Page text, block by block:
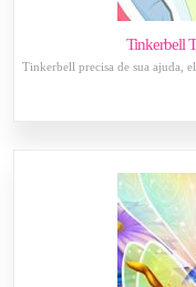
Tinkerbell
Tinkerbell precisa de sua ajuda,